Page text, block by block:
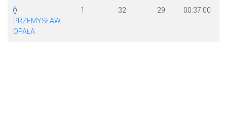
PRZEMYSŁAW
OPAŁA
1 32 29 00:37:00